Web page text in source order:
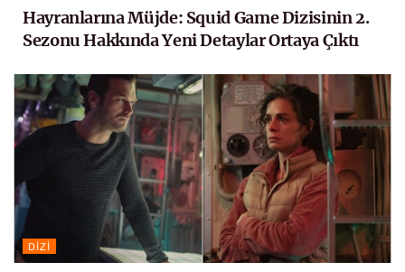
Hayranlarına Müjde: Squid Game Dizisinin 2.
Sezonu Hakkında Yeni Detaylar Ortaya Çıktı
DIZI